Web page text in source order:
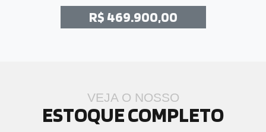
R$ 469.900,00
VEJA O NOSSO
ESTOQUE COMPLETO